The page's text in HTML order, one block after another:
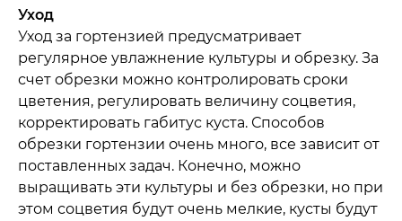
Уход
Уход за гортензией предусматривает
регулярное увлажнение культуры и обрезку. За
счет обрезки можно контролировать сроки
цветения, регулировать величину соцветия,
корректировать габитус куста. Способов
обрезки гортензии очень много, все зависит от
поставленных задач. Конечно, можно
выращивать эти культуры и без обрезки, но при
этом соцветия будут очень мелкие, кусты будут